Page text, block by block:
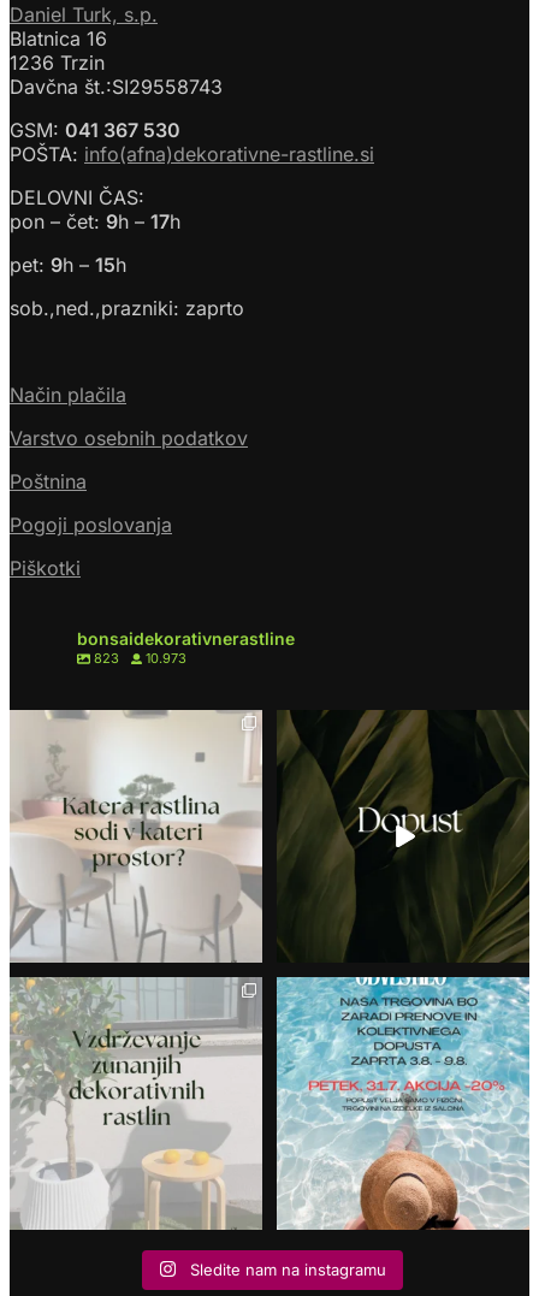
Daniel Turk, s.p.
Blatnica 16
1236 Trzin
Davčna št.:SI29558743
GSM: 041 367 530
POŠTA: info(afna)dekorativne-rastline.si
DELOVNI ČAS:
pon – čet: 9h – 17h
pet: 9h – 15h
sob.,ned.,prazniki: zaprto
Način plačila
Varstvo osebnih podatkov
Poštnina
Pogoji poslovanja
Piškotki
bonsaidekorativnerastline
823 10.973
Sledite nam na instagramu